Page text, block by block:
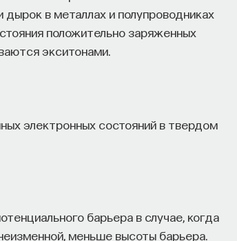
в металлах и полупроводниках
положительно заряженных
экситонами.
электронных состояний в твердом
барьера в случае, когда
меньше высоты барьера.